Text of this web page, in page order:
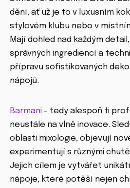
dění, ať už je to v luxusním
stylovém klubu nebo v
Mají dohled nad každým
správných ingrediencí a
přípravu sofistikovaných
nápojů.
Barmani - tedy alespoň ti
neustále na vlně inovace.
oblasti mixologie, objevují
experimentují s různými
Jejich cílem je vytvářet
nápoje, které potěší nejen